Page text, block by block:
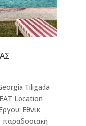
Tiligada
Location:
Εθνικ
παραδοσιακή